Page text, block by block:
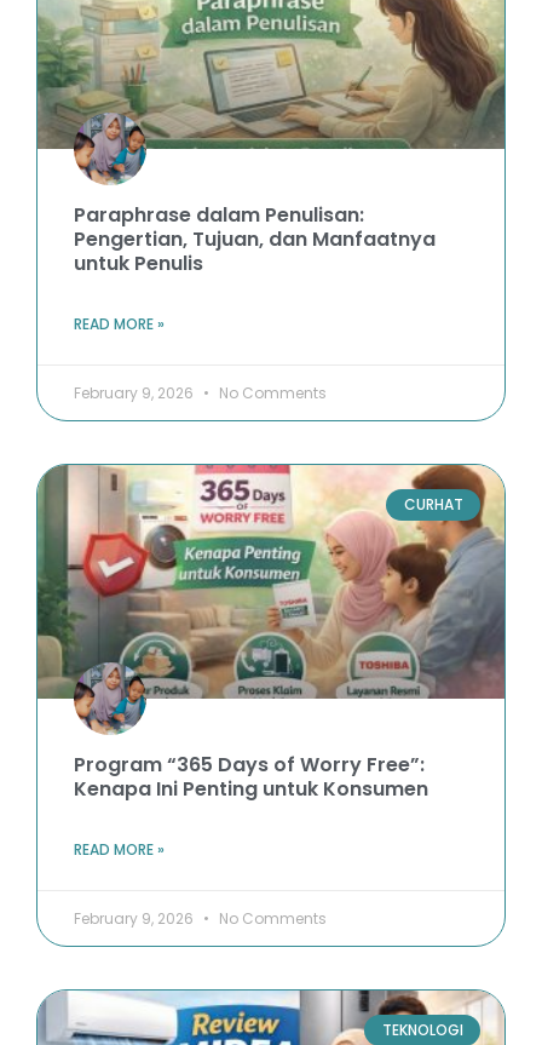
Paraphrase dalam Penulisan:
Pengertian, Tujuan, dan Manfaatnya
untuk Penulis
READ MORE »
February 9, 2026 No Comments
CURHAT
Program “365 Days of Worry Free”:
Kenapa Ini Penting untuk Konsumen
READ MORE »
February 9, 2026 No Comments
TEKNOLOGI